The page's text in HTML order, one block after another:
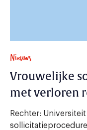
Nieuws
Vrouwelijke
met verloren
Rechter: